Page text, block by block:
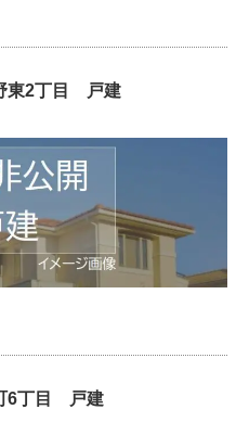
東2丁目 戸建
6丁目 戸建